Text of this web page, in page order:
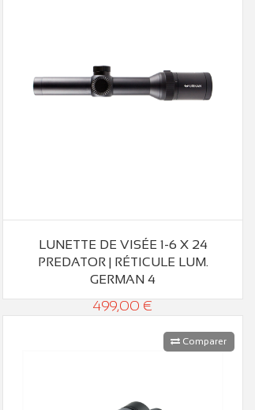
LUNETTE DE VISÉE 1-6 X 24
PREDATOR | RÉTICULE LUM.
GERMAN 4
499,00 €
Comparer